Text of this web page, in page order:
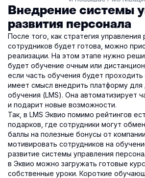
Внедрение системы
развития персонала
После того, как стратегия управления
сотрудников будет готова, можно
реализации. На этом этапе нужно
будет обучение очным или
если часть обучения будет
имеет смысл внедрить платформу для
обучения (LMS). Она автоматизирует
и подарит новые возможности.
Так, в LMS Эквио помимо рейтингов
подарков, где сотрудники могут
баллы на полезные бонусы от
мотивировать сотрудников на
развитие системы управления
в Эквио можно загружать готовые
собственные уроки. Короткие